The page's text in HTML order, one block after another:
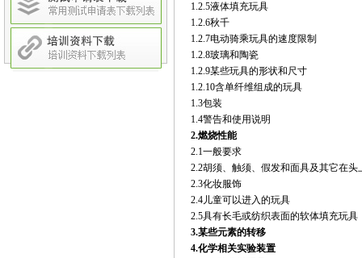
1.2.5液体填充玩具
1.2.6秋千
1.2.7电动骑乘玩具的速度限制
1.2.8玻璃和陶瓷
1.2.9某些玩具的形状和尺寸
1.2.10含单纤维组成的玩具
1.3包装
1.4警告和使用说明
2.燃烧性能
2.1一般要求
2.2胡须、触须、假发和面具及其它在
2.3化妆服饰
2.4儿童可以进入的玩具
2.5具有长毛或纺织表面的软体填充玩具
3.某些元素的转移
4.化学相关实验装置